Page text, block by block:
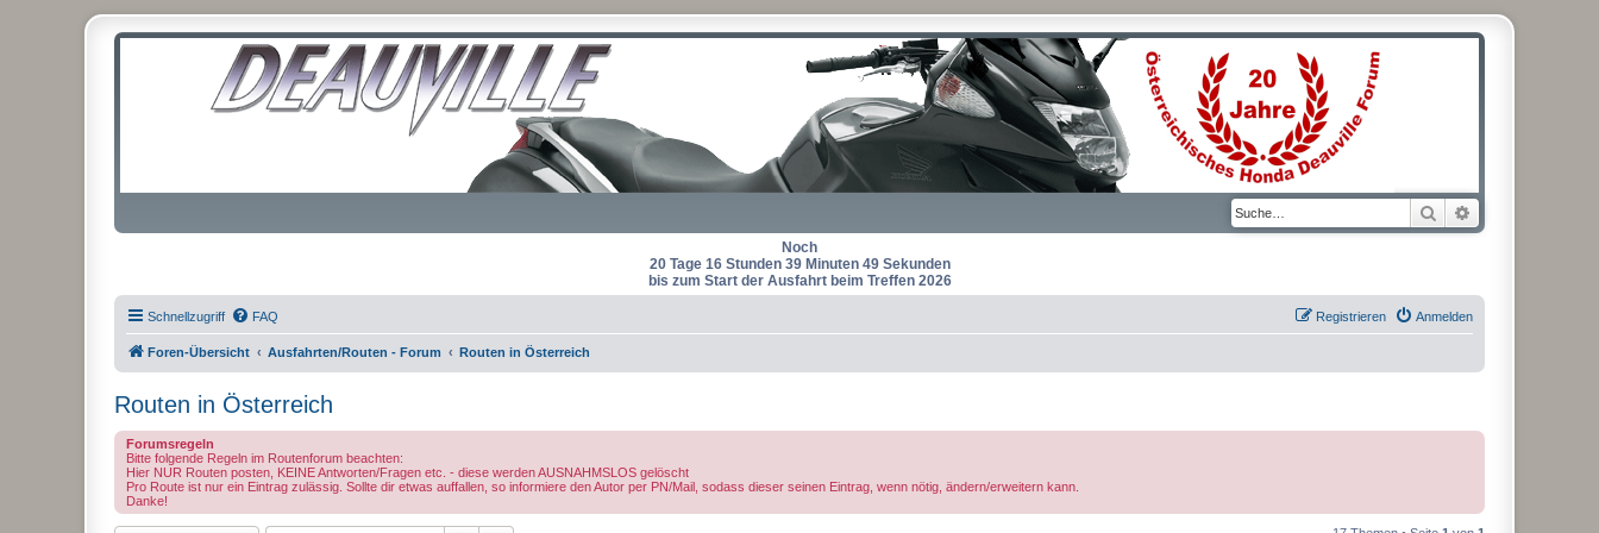
Suche
Noch
20 Tage 16 Stunden 39 Minuten 49 Sekunden
bis zum Start der Ausfahrt beim Treffen 2026
Schnellzugriff FAQ Anmelden
Registrieren
Foren-Übersicht Ausfahrten/Routen - Forum Routen in Österreich
Routen in Österreich
Forumsregeln
Bitte folgende Regeln im Routenforum beachten:
Hier NUR Routen posten, KEINE Antworten/Fragen etc. - diese werden AUSNAHMSLOS gelöscht
Pro Route ist nur ein Eintrag zulässig. Sollte dir etwas auffallen, so informiere den Autor per PN/Mail, sodass dieser seinen Eintrag, wenn nötig, ändern/erweitern kann.
Danke!